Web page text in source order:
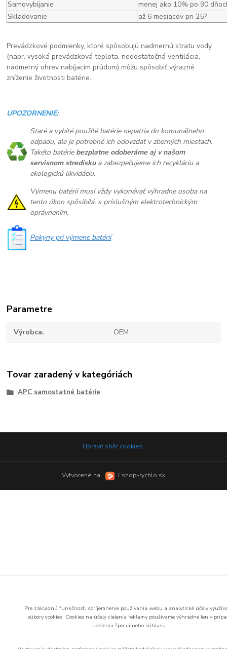
Samovybíjanie
menej ako 10% po 90
Skladovanie
až 6 mesiacov pri 25?
Prevádzkové podmienky, ktoré spôsobujú nadmernú stratu vody
(napr. vysoká prevádzková teplota, nedostatočná ventilácia,
nadmerný ohrev nabíjacím prúdom) môžu spôsobiť výrazné
zníženie životnosti batérie.
UPOZORNENIE:
Staré a vybité použité batérie nepatria do komunálneho
odpadu, ale je potrebné ich odovzdať v zberných miestach.
Takéto batérie bezplatne odoberáme aj v našom
servisnom strediskua zabezpečujeme ich recykláciu a
ekologickú likvidáciu.
Výmenu batérií musí vždy vykonávať výhradne osoba na
tento úkon spôsibilá, s príslušným elektrotechnickým
oprávnením.
Pokyny pri výmene batérií
Parametre
Výrobca OEM
Tovar zaradený v kategóriách
APC samostatné batérie
Upravit sběr cookies.
Vytvorené na Eshop-rychlo.sk
Pre základnú funkčnosť, spríjemnenie používania webu a analytické účely
súbory cookies. Cookies na účely cielenia reklamy používame výhradne len v
udelenia špeciálneho súhlasu.